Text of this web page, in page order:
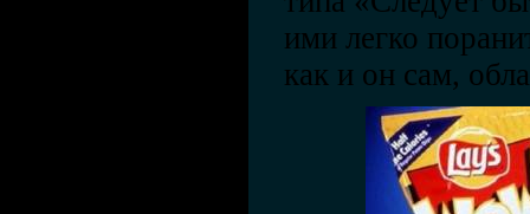
ими легко
как и он сам,